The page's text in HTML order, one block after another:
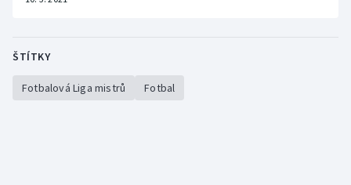
ŠTÍTKY
Fotbalová Liga mistrů Fotbal